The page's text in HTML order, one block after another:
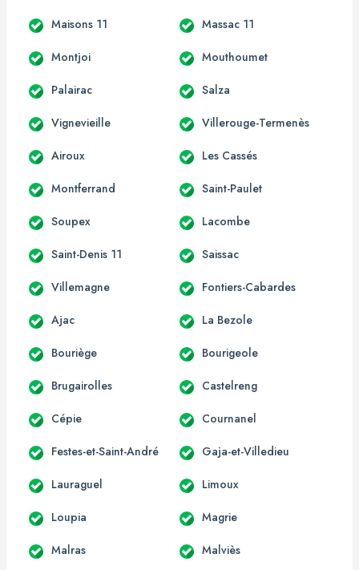
Maisons 11 Massac 11
Montjoi Mouthoumet
Palairac Salza
Vignevieille Villerouge-Termenès
Airoux Les Cassés
Montferrand Saint-Paulet
Soupex Lacombe
Saint-Denis 11 Saissac
Villemagne Fontiers-Cabardes
Ajac La Bezole
Bouriège Bourigeole
Brugairolles Castelreng
Cépie Cournanel
Festes-et-Saint-André Gaja-et-Villedieu
Lauraguel Limoux
Loupia Magrie
Malras Malviès